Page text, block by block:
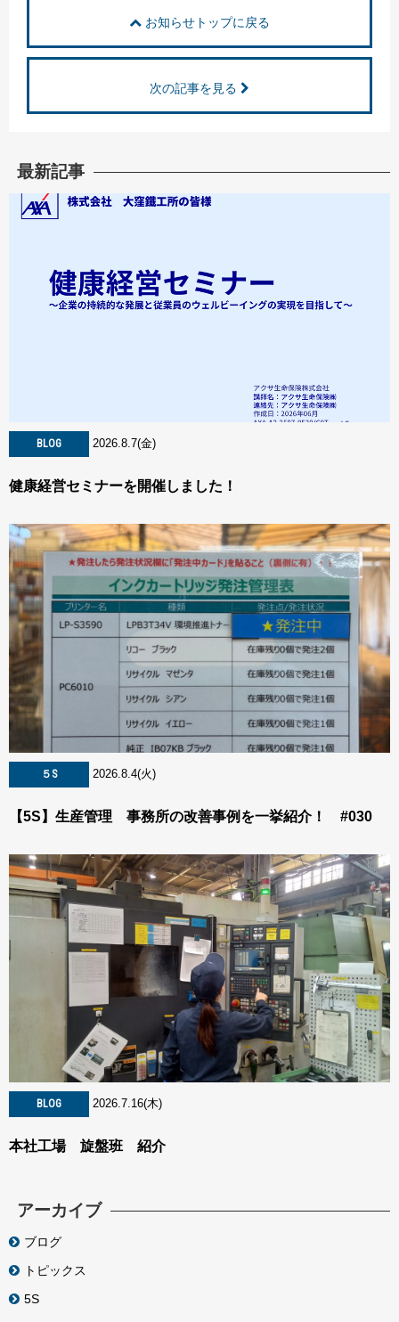
お知らせトップに戻る
次の記事を見る
最新記事
BLOG 2026.8.7(金)
健康経営セミナーを開催しました！
５S 2026.8.4(火)
【5S】生産管理 事務所の改善事例を一挙紹介！ #030
BLOG 2026.7.16(木)
本社工場 旋盤班 紹介
アーカイブ
ブログ
トピックス
5S